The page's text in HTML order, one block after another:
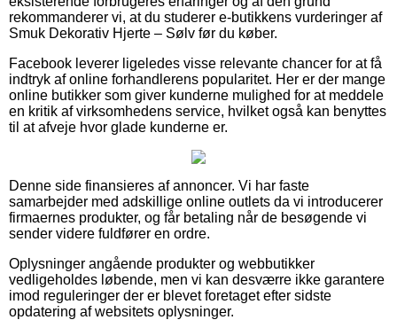
rekommanderer vi, at du studerer e-butikkens vurderinger af
Smuk Dekorativ Hjerte – Sølv før du køber.
Facebook leverer ligeledes visse relevante chancer for at få
indtryk af online forhandlerens popularitet. Her er der mange
online butikker som giver kunderne mulighed for at meddele
en kritik af virksomhedens service, hvilket også kan benyttes
til at afveje hvor glade kunderne er.
Denne side finansieres af annoncer. Vi har faste
samarbejder med adskillige online outlets da vi introducerer
firmaernes produkter, og får betaling når de besøgende vi
sender videre fuldfører en ordre.
Oplysninger angående produkter og webbutikker
vedligeholdes løbende, men vi kan desværre ikke garantere
imod reguleringer der er blevet foretaget efter sidste
opdatering af websitets oplysninger.